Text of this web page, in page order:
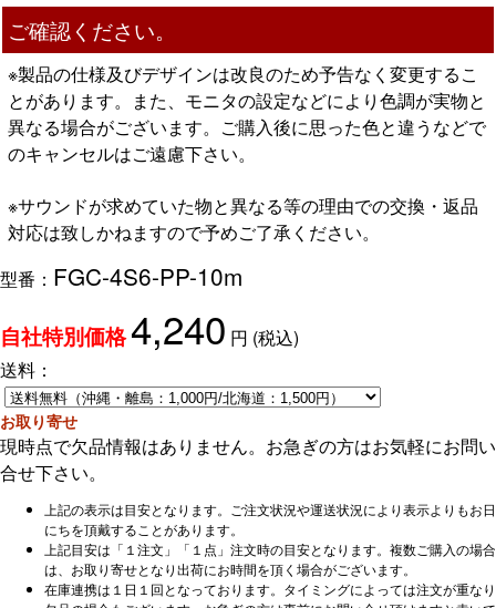
ご確認ください。
※製品の仕様及びデザインは改良のため予告なく変更するこ
とがあります。また、モニタの設定などにより色調が実物と
異なる場合がございます。ご購入後に思った色と違うなどで
のキャンセルはご遠慮下さい。
※サウンドが求めていた物と異なる等の理由での交換・返品
対応は致しかねますので予めご了承ください。
型番： FGC-4S6-PP-10m
自社特別価格 4,240 円 (税込)
送料：
お取り寄せ
現時点で欠品情報はありません。お急ぎの方はお気軽にお問い
合せ下さい。
上記の表示は目安となります。ご注文状況や運送状況により表示よりもお日
にちを頂戴することがあります。
上記目安は「１注文」「１点」注文時の目安となります。複数ご購入の場合
は、お取り寄せとなり出荷にお時間を頂く場合がございます。
在庫連携は１日１回となっております。タイミングによっては注文が重なり